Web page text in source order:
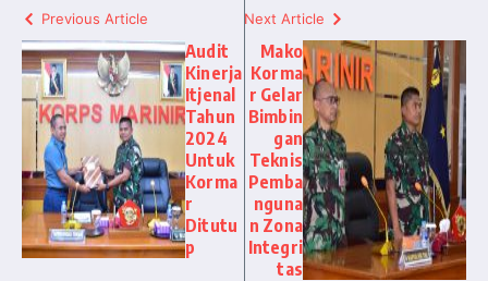
Previous Article
Audit
Kinerja
Itjenal
Tahun
2024
Untuk
Korma
r
Ditutu
p
Next Article
Mako
Korma
r Gelar
Bimbin
gan
Teknis
Pemba
nguna
n Zona
Integri
tas